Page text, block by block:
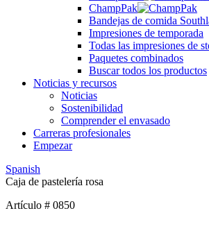
ChampPak
Bandejas de comida
Impresiones de temporada
Todas las impresiones de
Paquetes combinados
Buscar todos los productos
Noticias y recursos
Noticias
Sostenibilidad
Comprender el envasado
Carreras profesionales
Empezar
Spanish
Caja de pastelería rosa
Artículo # 0850